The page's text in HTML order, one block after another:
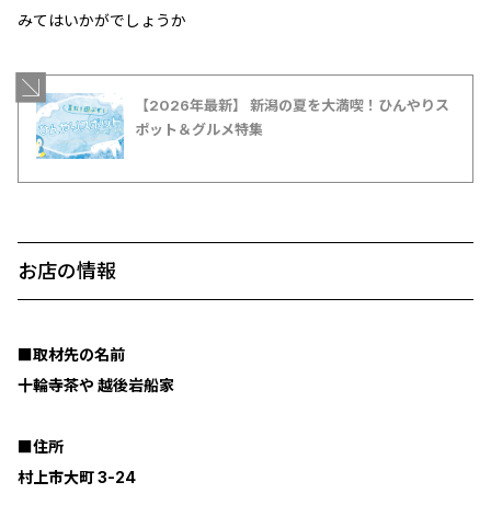
みてはいかがでしょうか
【2026年最新】 新潟の夏を大満喫！ひんやりス
ポット＆グルメ特集
お店の情報
■取材先の名前
十輪寺茶や 越後岩船家
■住所
村上市大町 3-24